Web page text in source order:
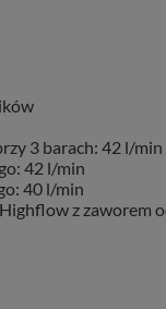
3 barach: 42 l/min
42 l/min
40 l/min
z zaworem